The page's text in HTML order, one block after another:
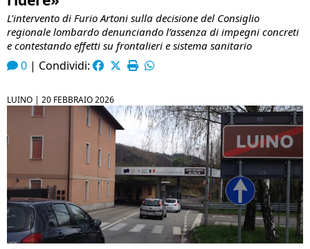
L'intervento di Furio Artoni sulla decisione del Consiglio
regionale lombardo denunciando l’assenza di impegni concreti
e contestando effetti su frontalieri e sistema sanitario
0 | Condividi:
LUINO | 20 FEBBRAIO 2026